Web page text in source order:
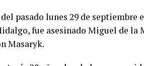
pasado lunes 29 de septiembre
fue asesinado Miguel de la
Masaryk.